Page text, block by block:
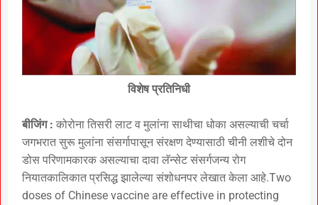
विशेष प्रतिनिधी
बीजिंग : कोरोना तिसरी लाट व मुलांना साथीचा धोका असल्याची चर्चा
जगभरात सुरू मुलांना संसर्गापासून संरक्षण देण्यासाठी चीनी लशीचे दोन
डोस परिणामकारक असल्याचा दावा लॅन्सेट संसर्गजन्य रोग
नियातकालिकात प्रसिद्ध झालेल्या संशोधनपर लेखात केला आहे.Two
doses of Chinese vaccine are effective in protecting